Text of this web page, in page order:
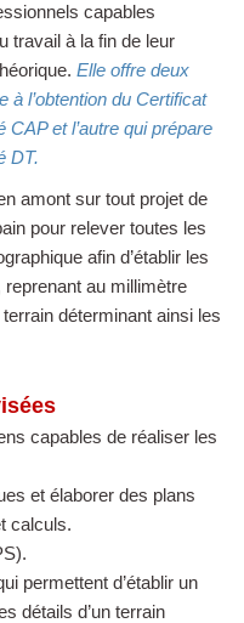
capables
travail à la fin de leur
Elle offre deux
à l’obtention du Certificat
et l’autre qui prépare
DT.
amont sur tout projet de
pour relever toutes les
afin d’établir les
au millimètre
déterminant ainsi les
capables de réaliser les
et élaborer des plans
calculs.
permettent d’établir un
détails d’un terrain